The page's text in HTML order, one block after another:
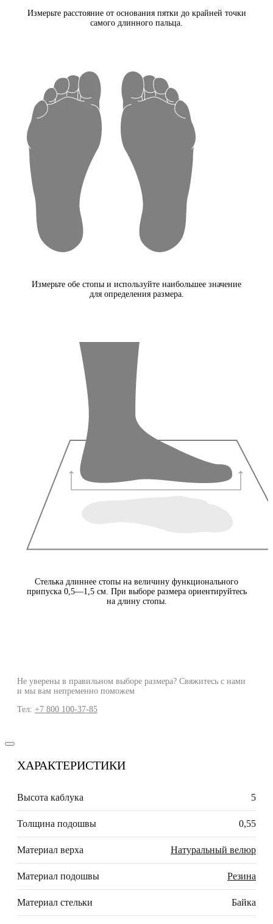
Измерьте расстояние от основания пятки до крайней точки
самого длинного пальца.
Измерьте обе стопы и используйте наибольшее значение
для определения размера.
Стелька длиннее стопы на величину функционального
припуска 0,5—1,5 см. При выборе размера ориентируйтесь
на длину стопы.
Не уверены в правильном выборе размера? Свяжитесь с нами
и мы вам непременно поможем
Тел: +7 800 100-37-85
ХАРАКТЕРИСТИКИ
Высота каблука 5
Толщина подошвы 0,55
Материал верха Натуральный велюр
Материал подошвы Резина
Материал стельки Байка